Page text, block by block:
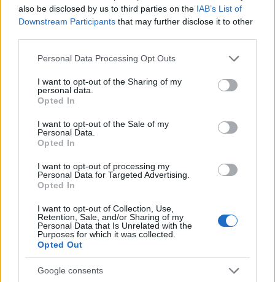
also be disclosed by us to third parties on the IAB’s List of
Downstream Participants that may further disclose it to other
Please note that this website/app uses one or more Google
not limited to your visit or usage behaviour. You may click to
grant or deny consent to Google and its third-party tags to
use your data for below specified purposes in below Google
consent section.
Personal Data Processing Opt Outs
I want to opt-out of the Sharing of my
personal data.
Opted In
I want to opt-out of the Sale of my
Personal Data.
Opted In
I want to opt-out of processing my
Personal Data for Targeted Advertising.
Opted In
I want to opt-out of Collection, Use,
Retention, Sale, and/or Sharing of my
Personal Data that Is Unrelated with the
Purposes for which it was collected.
Opted Out
Google consents
Τα 6 σημεία του σπιτιού που δεν χρειάζεται να
καθαρίζεις κάθε εβδομάδα
3-3-3 rule: Ο κανόνας που θα αλλάξει τον τρόπο
ΓΙΩΡΓΟΣ ΣΟΦΙΑΝΗΣ
ΑΣΤΡΟΛΟΓΙΚΗ ΠΡΟΒΛΕΨΗ